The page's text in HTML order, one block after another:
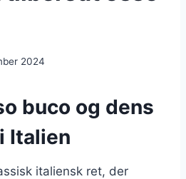
2024
buco og dens
Italien
italiensk ret, der